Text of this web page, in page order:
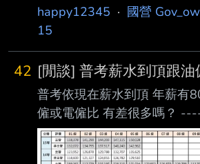
職，在工程處管理組擔任「
年2月間，該單位調整後，人
級」，因此被調至台積電專
師，依規定需在去年4月9日
但
看看 想請問 1.綜合研究所 有
分享，單看分發參考資料工作
北看看，如果都準時上下班，
方可以去，台北也很方便，但
少看，想請問北區區處的氛
北部施工處 有看到其他前輩
不錯的單位，但位置較偏，
可能較 平淡 4.輸變電工程處
happy12345 · 國營
15
42 [閒談] 普考薪水到頂跟油
普考依現在薪水到頂 年薪有
僱或電僱比 有差很多嗎？
on my iPhone --